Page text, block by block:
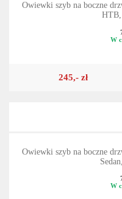
Owiewki szyb na boczne
HTB,
W
245,- zł
Owiewki szyb na boczne
W